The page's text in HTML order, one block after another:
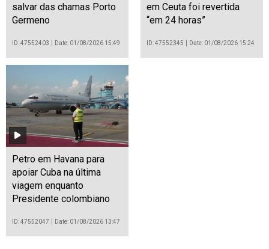
salvar das chamas Porto
Germeno
ID: 47552403 Date: 01/08/2026 15:49
em Ceuta foi revertida
“em 24 horas”
ID: 47552345 Date: 01/08/2026 15:24
Petro em Havana para
apoiar Cuba na última
viagem enquanto
Presidente colombiano
ID: 47552047 Date: 01/08/2026 13:47